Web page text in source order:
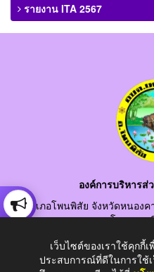
รายงาน ITA 2567
องค์การบริหารส่
อำเภอโพนพิสัย จังหวัดหนองค
โทรสาร.
อีเมลกลาง.
เว็บไซต์ของเราใช้คุก
ประสบการณ์ที่ดีในการใช้